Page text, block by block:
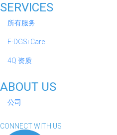
SERVICES
所有服务
F-DGSi Care
4Q 资质
ABOUT US
公司
CONNECT WITH US